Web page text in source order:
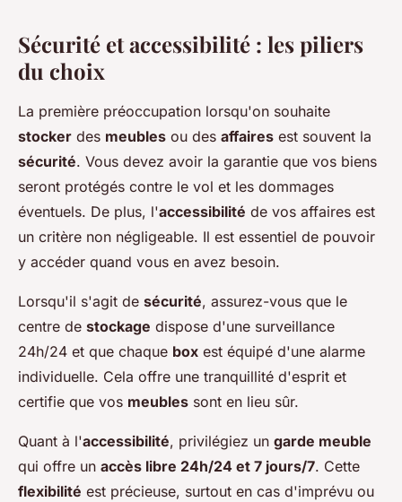
Sécurité et accessibilité : les piliers
du choix
La première préoccupation lorsqu'on souhaite
stocker des meubles ou des affaires est souvent la
sécurité. Vous devez avoir la garantie que vos biens
seront protégés contre le vol et les dommages
éventuels. De plus, l'accessibilité de vos affaires est
un critère non négligeable. Il est essentiel de pouvoir
y accéder quand vous en avez besoin.
Lorsqu'il s'agit de sécurité, assurez-vous que le
centre de stockage dispose d'une surveillance
24h/24 et que chaque box est équipé d'une alarme
individuelle. Cela offre une tranquillité d'esprit et
certifie que vos meubles sont en lieu sûr.
Quant à l'accessibilité, privilégiez un garde meuble
qui offre un accès libre 24h/24 et 7 jours/7. Cette
flexibilité est précieuse, surtout en cas d'imprévu ou